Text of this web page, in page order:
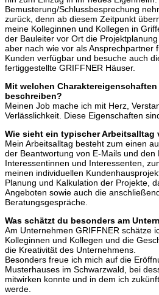
Bemusterung/Schlussbesprechung
zurück, denn ab diesem Zeitpunkt
meine Kolleginnen und Kollegen in
der Bauleiter vor Ort die
aber nach wie vor als Ansprechpartner
Kunden verfügbar und besuche auch
fertiggestellte GRIFFNER Häuser.
Mit welchen
beschreiben?
Meinen Job mache ich mit Herz,
Verlässlichkeit. Diese Eigenschaften
Wie sieht ein typischer Arbeitsalltag
Mein Arbeitsalltag besteht zum einen
der Beantwortung von E-Mails und den
Interessentinnen und Interessenten,
meinen individuellen
Planung und Kalkulation der Projekte,
Angeboten sowie auch die
Beratungsgespräche.
Was schätzt du besonders am
Am Unternehmen GRIFFNER schätze
Kolleginnen und Kollegen und die
die Kreativität des Unternehmens.
Besonders freue ich mich auf die
Musterhauses im Schwarzwald, bei
mitwirken konnte und in dem ich
werde.